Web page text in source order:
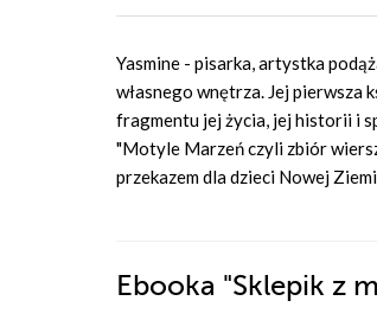
Yasmine - pisarka, artystka
własnego wnętrza. Jej pierwsza
fragmentu jej życia, jej historii i
"Motyle Marzeń czyli zbiór
przekazem dla dzieci Nowej
Ebooka "Sklepik z